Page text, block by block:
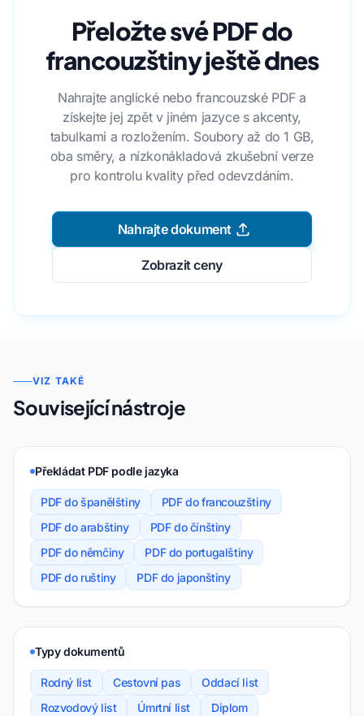
Přeložte své PDF do
francouzštiny ještě dnes
Nahrajte anglické nebo francouzské PDF a
získejte jej zpět v jiném jazyce s akcenty,
tabulkami a rozložením. Soubory až do 1 GB,
oba směry, a nízkonákladová zkušební verze
pro kontrolu kvality před odevzdáním.
Nahrajte dokument
Zobrazit ceny
VIZ TAKÉ
Související nástroje
Překládat PDF podle jazyka
PDF do španělštiny
PDF do francouzštiny
PDF do arabštiny
PDF do čínštiny
PDF do němčiny
PDF do portugalštiny
PDF do ruštiny
PDF do japonštiny
Typy dokumentů
Rodný list Cestovní pas
Oddací list
Rozvodový list
Úmrtní list
Diplom